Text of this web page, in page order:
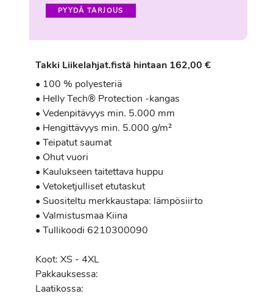
PYYDÄ TARJOUS
Takki Liikelahjat.fistä hintaan 162,00 €
• 100 % polyesteriä
• Helly Tech® Protection -kangas
• Vedenpitävyys min. 5.000 mm
• Hengittävyys min. 5.000 g/m²
• Teipatut saumat
• Ohut vuori
• Kaulukseen taitettava huppu
• Vetoketjulliset etutaskut
• Suositeltu merkkaustapa: lämpösiirto
• Valmistusmaa Kiina
• Tullikoodi 6210300090
Koot: XS - 4XL
Pakkauksessa:
Laatikossa: